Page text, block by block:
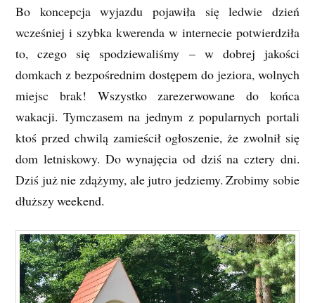
Bo koncepcja wyjazdu pojawiła się ledwie dzień
wcześniej i szybka kwerenda w internecie potwierdziła
to, czego się spodziewaliśmy – w dobrej jakości
domkach z bezpośrednim dostępem do jeziora, wolnych
miejsc brak! Wszystko zarezerwowane do końca
wakacji. Tymczasem na jednym z popularnych portali
ktoś przed chwilą zamieścił ogłoszenie, że zwolnił się
dom letniskowy. Do wynajęcia od dziś na cztery dni.
Dziś już nie zdążymy, ale jutro jedziemy. Zrobimy sobie
dłuższy weekend.